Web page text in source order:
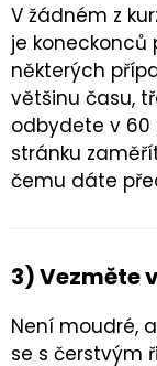
V žádném z
je koneckonců
některých
většinu času,
odbydete v 60
stránku
čemu dáte
3) Vezměte
Není moudré,
se s čerstvým